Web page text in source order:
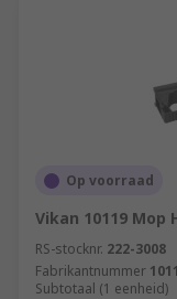
Op voorraad
Vikan 10119 Mop
RS-stocknr. 222-3008
Fabrikantnummer
Subtotaal (1 eenheid)